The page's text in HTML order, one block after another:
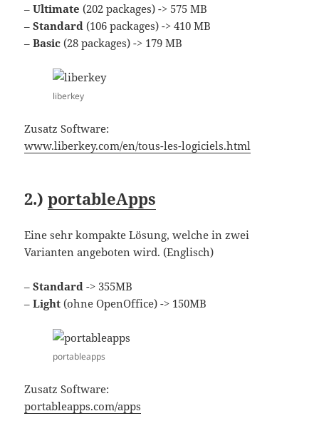
–Ultimate (202 packages) -> 575 MB
–Standard (106 packages) -> 410 MB
–Basic (28 packages) -> 179 MB
liberkey
Zusatz Software:
www.liberkey.com/en/tous-les-logiciels.html
2.)portableApps
Eine sehr kompakte Lösung, welche in zwei
Varianten angeboten wird. (Englisch)
–Standard -> 355MB
–Light (ohne OpenOffice) -> 150MB
portableapps
Zusatz Software:
portableapps.com/apps